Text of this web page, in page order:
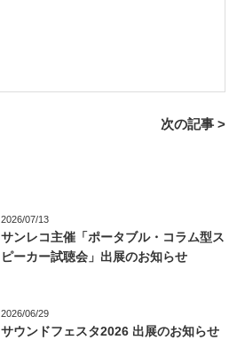
次の記事 >
2026/07/13
サンレコ主催「ポータブル・コラム型ス
ピーカー試聴会」出展のお知らせ
2026/06/29
サウンドフェスタ2026 出展のお知らせ